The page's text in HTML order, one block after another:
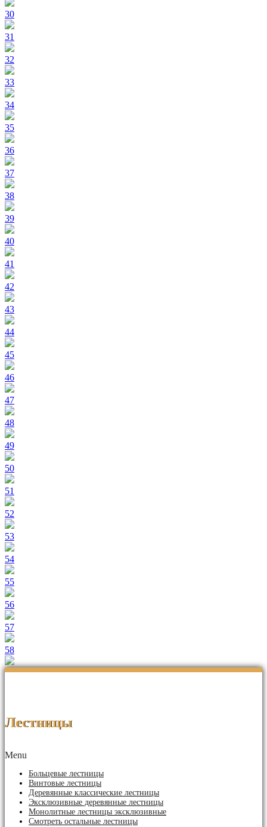
30
31
32
33
34
35
36
37
38
39
40
41
42
43
44
45
46
47
48
49
50
51
52
53
54
55
56
57
58
Лестницы
Menu
Больцевые лестницы
Винтовые лестницы
Деревянные классические лестницы
Эксклюзивные деревянные лестницы
Монолитные лестницы эксклюзивные
Смотреть остальные лестницы